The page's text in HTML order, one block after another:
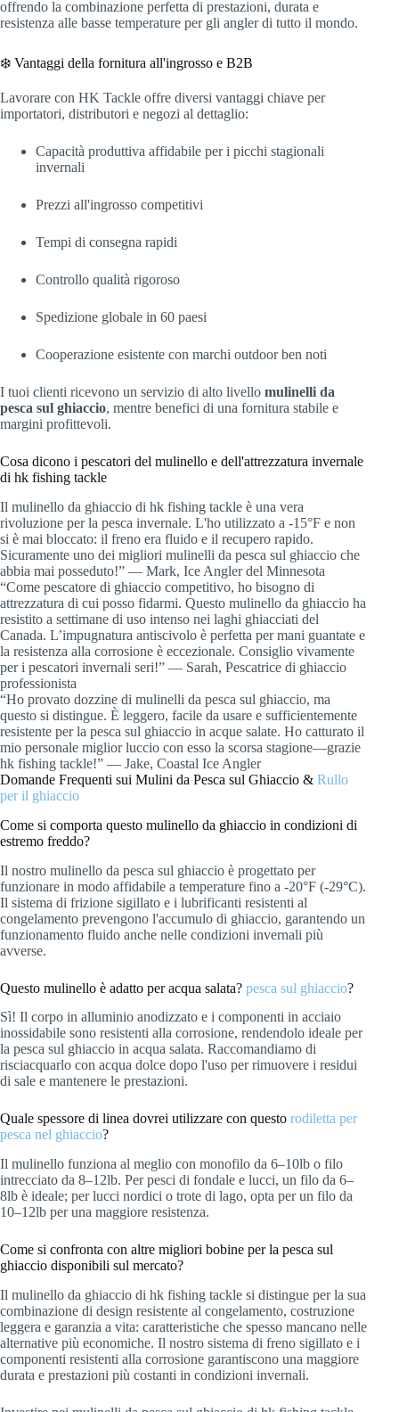
offrendo la combinazione perfetta di prestazioni, durata e
resistenza alle basse temperature per gli angler di tutto il mondo.
❄️ Vantaggi della fornitura all'ingrosso e B2B
Lavorare con HK Tackle offre diversi vantaggi chiave per
importatori, distributori e negozi al dettaglio:
Capacità produttiva affidabile per i picchi stagionali
invernali
Prezzi all'ingrosso competitivi
Tempi di consegna rapidi
Controllo qualità rigoroso
Spedizione globale in 60 paesi
Cooperazione esistente con marchi outdoor ben noti
I tuoi clienti ricevono un servizio di alto livello mulinelli da
pesca sul ghiaccio, mentre benefici di una fornitura stabile e
margini profittevoli.
Cosa dicono i pescatori del mulinello e dell'attrezzatura invernale
di hk fishing tackle
Il mulinello da ghiaccio di hk fishing tackle è una vera
rivoluzione per la pesca invernale. L'ho utilizzato a -15°F e non
si è mai bloccato: il freno era fluido e il recupero rapido.
Sicuramente uno dei migliori mulinelli da pesca sul ghiaccio che
abbia mai posseduto!” — Mark, Ice Angler del Minnesota
“Come pescatore di ghiaccio competitivo, ho bisogno di
attrezzatura di cui posso fidarmi. Questo mulinello da ghiaccio ha
resistito a settimane di uso intenso nei laghi ghiacciati del
Canada. L’impugnatura antiscivolo è perfetta per mani guantate e
la resistenza alla corrosione è eccezionale. Consiglio vivamente
per i pescatori invernali seri!” — Sarah, Pescatrice di ghiaccio
professionista
“Ho provato dozzine di mulinelli da pesca sul ghiaccio, ma
questo si distingue. È leggero, facile da usare e sufficientemente
resistente per la pesca sul ghiaccio in acque salate. Ho catturato il
mio personale miglior luccio con esso la scorsa stagione—grazie
hk fishing tackle!” — Jake, Coastal Ice Angler
Domande Frequenti sui Mulini da Pesca sul Ghiaccio & Rullo
per il ghiaccio
Come si comporta questo mulinello da ghiaccio in condizioni di
estremo freddo?
Il nostro mulinello da pesca sul ghiaccio è progettato per
funzionare in modo affidabile a temperature fino a -20°F (-29°C).
Il sistema di frizione sigillato e i lubrificanti resistenti al
congelamento prevengono l'accumulo di ghiaccio, garantendo un
funzionamento fluido anche nelle condizioni invernali più
avverse.
Questo mulinello è adatto per acqua salata? pesca sul ghiaccio?
Sì! Il corpo in alluminio anodizzato e i componenti in acciaio
inossidabile sono resistenti alla corrosione, rendendolo ideale per
la pesca sul ghiaccio in acqua salata. Raccomandiamo di
risciacquarlo con acqua dolce dopo l'uso per rimuovere i residui
di sale e mantenere le prestazioni.
Quale spessore di linea dovrei utilizzare con questo rodiletta per
pesca nel ghiaccio?
Il mulinello funziona al meglio con monofilo da 6–10lb o filo
intrecciato da 8–12lb. Per pesci di fondale e lucci, un filo da 6–
8lb è ideale; per lucci nordici o trote di lago, opta per un filo da
10–12lb per una maggiore resistenza.
Come si confronta con altre migliori bobine per la pesca sul
ghiaccio disponibili sul mercato?
Il mulinello da ghiaccio di hk fishing tackle si distingue per la sua
combinazione di design resistente al congelamento, costruzione
leggera e garanzia a vita: caratteristiche che spesso mancano nelle
alternative più economiche. Il nostro sistema di freno sigillato e i
componenti resistenti alla corrosione garantiscono una maggiore
durata e prestazioni più costanti in condizioni invernali.